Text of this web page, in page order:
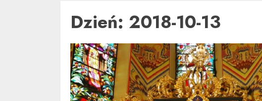
Dzień: 2018-10-13